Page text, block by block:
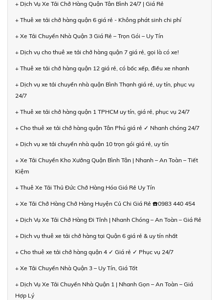
+ Dịch Vụ Xe Tải Chở Hàng Quận Tân Bình 24/7 | Giá Rẻ
+ Thuê xe tải chở hàng quận 6 giá rẻ - Không phát sinh chi phí
+ Xe Tải Chuyển Nhà Quận 3 Giá Rẻ – Trọn Gói – Uy Tín
+ Dịch vụ cho thuê xe tải chở hàng quận 7 giá rẻ, gọi là có xe!
+ Thuê xe tải chở hàng quận 12 giá rẻ, có bốc xếp, điều xe nhanh
+ Dịch vụ xe tải chuyển nhà quận Bình Thạnh giá rẻ, uy tín, phục vụ
24/7
+ Thuê xe tải chở hàng quận 1 TPHCM uy tín, giá rẻ, phục vụ 24/7
+ Cho thuê xe tải chở hàng quận Tân Phú giá rẻ ✓ Nhanh chóng 24/7
+ Dịch vụ xe tải chuyển nhà quận 10 trọn gói giá rẻ, uy tín
+ Xe Tải Chuyển Kho Xưởng Quận Bình Tân | Nhanh – An Toàn – Tiết
Kiệm
+ Thuê Xe Tải Thủ Đức Chở Hàng Hóa Giá Rẻ Uy Tín
+ Xe Tải Chở Hàng Chở Hàng Huyện Củ Chi Giá Rẻ ☎️0983 440 454
+ Dịch Vụ Xe Tải Chở Hàng Đi Tỉnh | Nhanh Chóng – An Toàn – Giá Rẻ
+ Dịch vụ thuê xe tải chở hàng tại Quận 6 giá rẻ & uy tín nhất
+ Cho thuê xe tải chở hàng quận 4 ✓ Giá rẻ ✓ Phục vụ 24/7
+ Xe Tải Chuyển Nhà Quận 3 – Uy Tín, Giá Tốt
+ Dịch Vụ Xe Tải Chuyển Nhà Quận 1 | Nhanh Gọn – An Toàn – Giá
Hợp Lý